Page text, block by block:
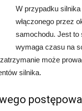
W przypadku
włączonego przez
samochodu. Jest to
wymaga czasu na
może
silnika.